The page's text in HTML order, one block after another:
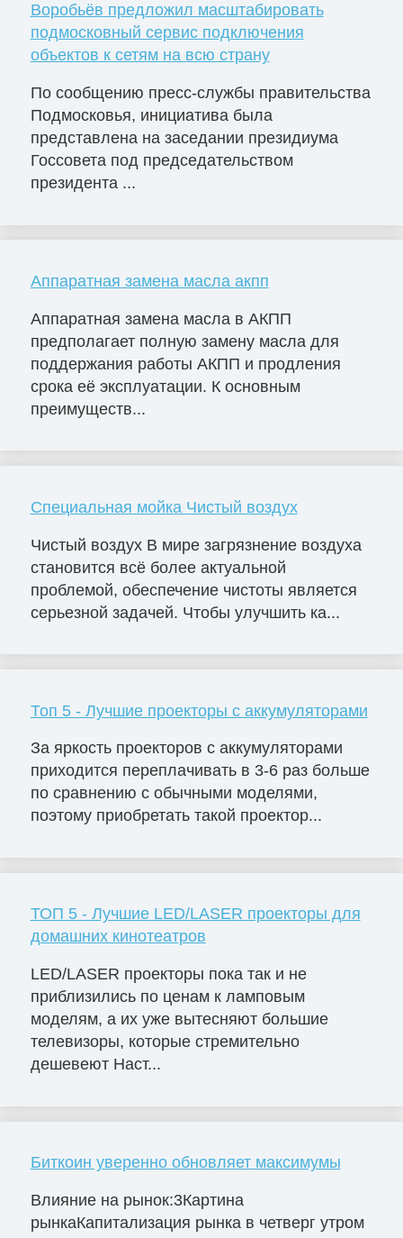
Воробьёв предложил масштабировать
подмосковный сервис подключения
объектов к сетям на всю страну
По сообщению пресс-службы правительства
Подмосковья, инициатива была
представлена на заседании президиума
Госсовета под председательством
президента ...
Аппаратная замена масла акпп
Аппаратная замена масла в АКПП
предполагает полную замену масла для
поддержания работы АКПП и продления
срока её эксплуатации. К основным
преимуществ...
Специальная мойка Чистый воздух
Чистый воздух В мире загрязнение воздуха
становится всё более актуальной
проблемой, обеспечение чистоты является
серьезной задачей. Чтобы улучшить ка...
Топ 5 - Лучшие проекторы с аккумуляторами
За яркость проекторов с аккумуляторами
приходится переплачивать в 3-6 раз больше
по сравнению с обычными моделями,
поэтому приобретать такой проектор...
ТОП 5 - Лучшие LED/LASER проекторы для
домашних кинотеатров
LED/LASER проекторы пока так и не
приблизились по ценам к ламповым
моделям, а их уже вытесняют большие
телевизоры, которые стремительно
дешевеют Наст...
Биткоин уверенно обновляет максимумы
Влияние на рынок:3Картина
рынкаКапитализация рынка в четверг утром